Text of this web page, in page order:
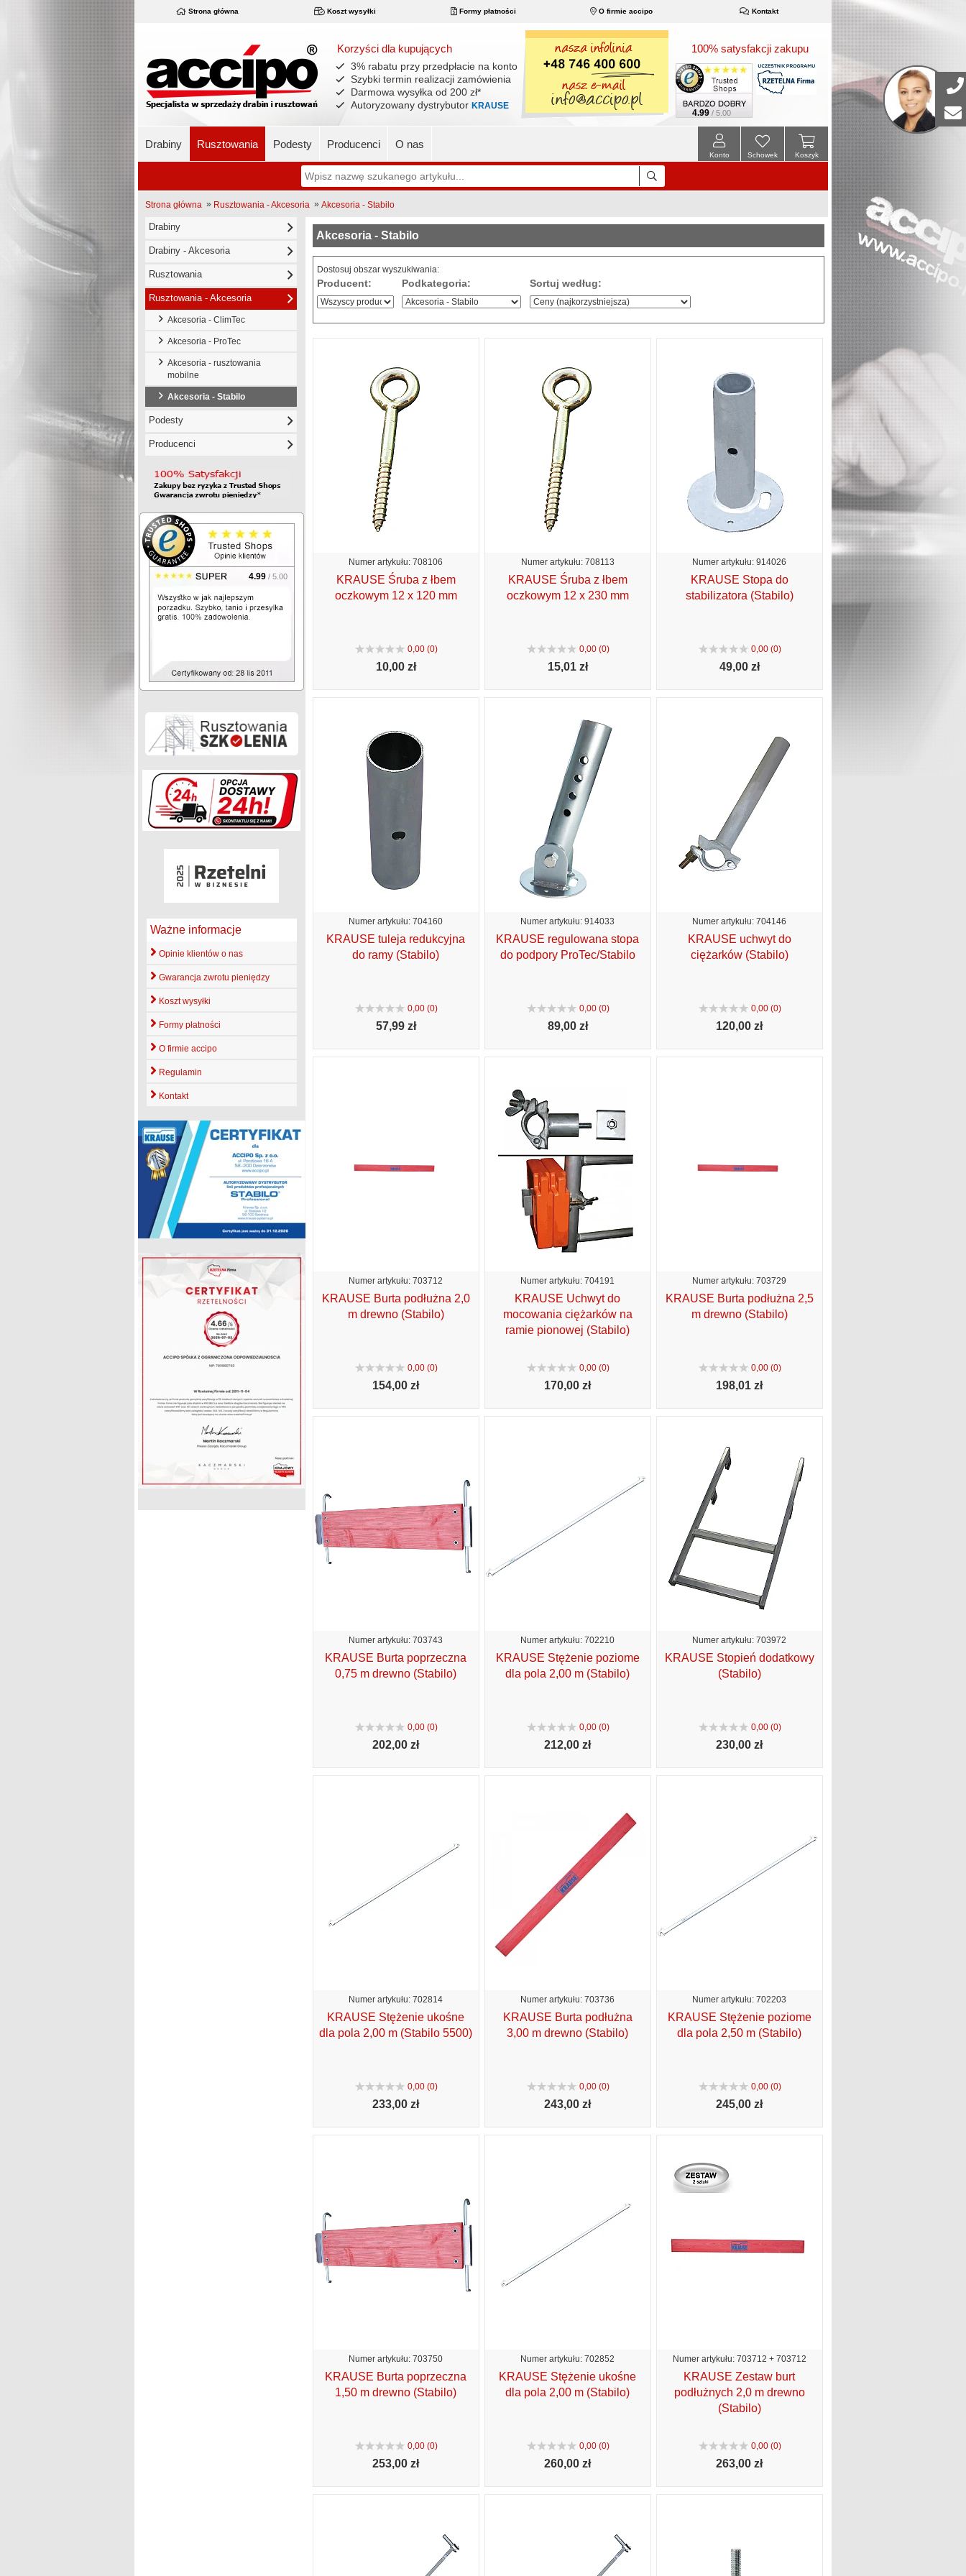
Strona główna Koszt wysyłki Formy płatności O firmie accipo Kontakt
Korzyści dla kupujących
3% rabatu przy przedpłacie na konto
Szybki termin realizacji zamówienia
Darmowa wysyłka od 200 zł*
Autoryzowany dystrybutor KRAUSE
100% satysfakcji zakupu
4.99 / 5.00
Drabiny Rusztowania Podesty Producenci O nas
Koszyk
Schowek
Konto
Strona główna » Rusztowania - Akcesoria » Akcesoria - Stabilo
Drabiny
Drabiny - Akcesoria
Rusztowania
Rusztowania - Akcesoria
Akcesoria - ClimTec
Akcesoria - ProTec
Akcesoria - rusztowania
mobilne
Akcesoria - Stabilo
Podesty
Producenci
4.99 / 5.00
Ważne informacje
Opinie klientów o nas
Gwarancja zwrotu pieniędzy
Koszt wysyłki
Formy płatności
O firmie accipo
Regulamin
Kontakt
Akcesoria - Stabilo
Dostosuj obszar wyszukiwania:
Producent: Podkategoria: Sortuj według:
Numer artykułu: 708106
KRAUSE Śruba z łbem
oczkowym 12 x 120 mm
0,00 (0)
10,00 zł
Numer artykułu: 708113
KRAUSE Śruba z łbem
oczkowym 12 x 230 mm
0,00 (0)
15,01 zł
Numer artykułu: 914026
KRAUSE Stopa do
stabilizatora (Stabilo)
0,00 (0)
49,00 zł
Numer artykułu: 704160
KRAUSE tuleja redukcyjna
do ramy (Stabilo)
0,00 (0)
57,99 zł
Numer artykułu: 914033
KRAUSE regulowana stopa
do podpory ProTec/Stabilo
0,00 (0)
89,00 zł
Numer artykułu: 704146
KRAUSE uchwyt do
ciężarków (Stabilo)
0,00 (0)
120,00 zł
Numer artykułu: 703712
KRAUSE Burta podłużna 2,0
m drewno (Stabilo)
0,00 (0)
154,00 zł
Numer artykułu: 704191
KRAUSE Uchwyt do
mocowania ciężarków na
ramie pionowej (Stabilo)
0,00 (0)
170,00 zł
Numer artykułu: 703729
KRAUSE Burta podłużna 2,5
m drewno (Stabilo)
0,00 (0)
198,01 zł
Numer artykułu: 703743
KRAUSE Burta poprzeczna
0,75 m drewno (Stabilo)
0,00 (0)
202,00 zł
Numer artykułu: 702210
KRAUSE Stężenie poziome
dla pola 2,00 m (Stabilo)
0,00 (0)
212,00 zł
Numer artykułu: 703972
KRAUSE Stopień dodatkowy
(Stabilo)
0,00 (0)
230,00 zł
Numer artykułu: 702814
KRAUSE Stężenie ukośne
dla pola 2,00 m (Stabilo 5500)
0,00 (0)
233,00 zł
Numer artykułu: 703736
KRAUSE Burta podłużna
3,00 m drewno (Stabilo)
0,00 (0)
243,00 zł
Numer artykułu: 702203
KRAUSE Stężenie poziome
dla pola 2,50 m (Stabilo)
0,00 (0)
245,00 zł
Numer artykułu: 703750
KRAUSE Burta poprzeczna
1,50 m drewno (Stabilo)
0,00 (0)
253,00 zł
Numer artykułu: 702852
KRAUSE Stężenie ukośne
dla pola 2,00 m (Stabilo)
0,00 (0)
260,00 zł
Numer artykułu: 703712 + 703712
KRAUSE Zestaw burt
podłużnych 2,0 m drewno
(Stabilo)
0,00 (0)
263,00 zł